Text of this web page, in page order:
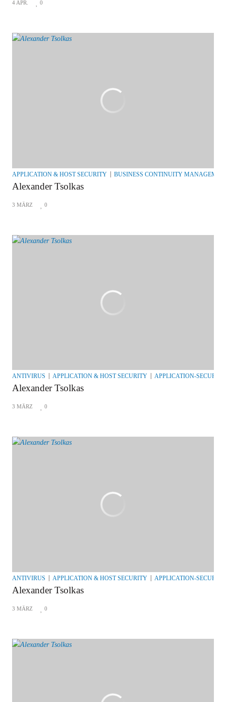
4 APR. 0
APPLICATION & HOST SECURITY BUSINESS CONTINUITY
Alexander Tsolkas
3 MÄRZ 0
ANTIVIRUS APPLICATION & HOST SECURITY APPLICATION-SECURITY
Alexander Tsolkas
3 MÄRZ 0
ANTIVIRUS APPLICATION & HOST SECURITY APPLICATION-SECURITY
Alexander Tsolkas
3 MÄRZ 0